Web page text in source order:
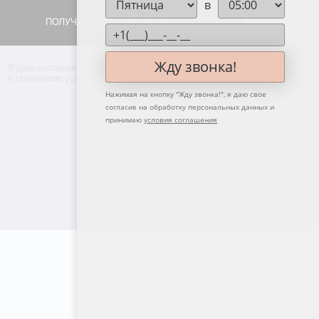
ПОЛУЧИТЬ КОНСУЛЬТАЦИЮ
ПОЛУЧИТЬ КОНСУЛЬТАЦИЮ
обработку персональных данных
политики конфиденциальности
в
Жду звонка!
Нажимая на кнопку "Жду звонка!", я даю свое
согласие на обработку персональных данных и
принимаю условия соглашения